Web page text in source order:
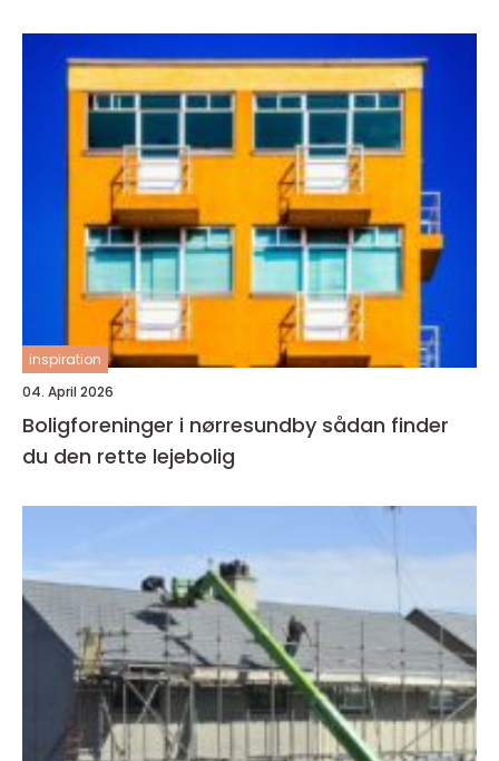
inspiration
04. April 2026
Boligforeninger i nørresundby sådan finder
du den rette lejebolig